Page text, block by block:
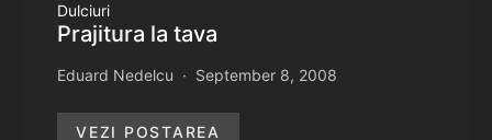
Dulciuri
Prajitura la tava
Eduard Nedelcu September 8, 2008
VEZI POSTAREA